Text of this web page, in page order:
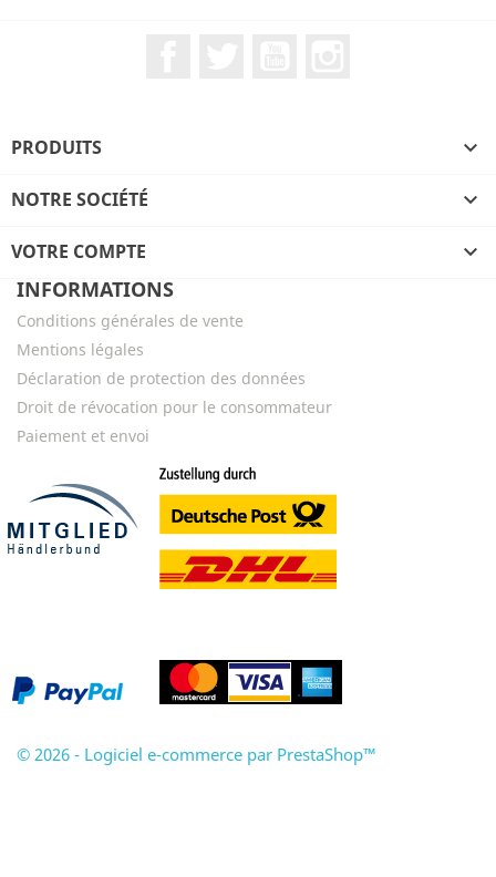
PRODUITS 
NOTRE SOCIÉTÉ 
VOTRE COMPTE

INFORMATIONS
Conditions générales de vente
Mentions légales
Déclaration de protection des données
Droit de révocation pour le consommateur
Paiement et envoi
© 2026 - Logiciel e-commerce par PrestaShop™